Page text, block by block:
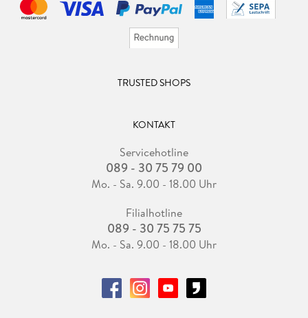
TRUSTED SHOPS
KONTAKT
Servicehotline
089 - 30 75 79 00
Mo. - Sa. 9.00 - 18.00 Uhr
Filialhotline
089 - 30 75 75 75
Mo. - Sa. 9.00 - 18.00 Uhr